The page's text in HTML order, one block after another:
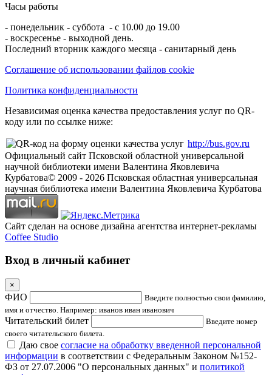
Часы работы
- понедельник - суббота - с 10.00 до 19.00
- воскресенье - выходной день.
Последний вторник каждого месяца - санитарный день
Соглашение об использовании файлов cookie
Политика конфиденциальности
Независимая оценка качества предоставления услуг по QR-
коду или по ссылке ниже:
http://bus.gov.ru
Официальный сайт Псковской областной универсальной
научной библиотеки имени Валентина Яковлевича
Курбатова© 2009 - 2026 Псковская областная универсальная
научная библиотека имени Валентина Яковлевича Курбатова
Сайт сделан на основе дизайна агентства интернет-рекламы
Coffee Studio
Вход в личный кабинет
×
ФИО
Введите полностью свои фамилию,
имя и отчество. Например: иванов иван иванович
Читательский билет
Введите номер
своего читательского билета.
Даю свое согласие на обработку введенной персональной
информации в соответствии с Федеральным Законом №152-
ФЗ от 27.07.2006 "О персональных данных" и политикой